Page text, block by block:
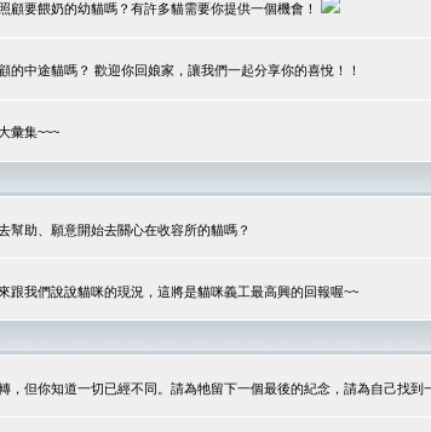
顧要餵奶的幼貓嗎？有許多貓需要你提供一個機會！
的中途貓嗎？ 歡迎你回娘家，讓我們一起分享你的喜悅！！
彙集~~~
幫助、願意開始去關心在收容所的貓嗎？
跟我們說說貓咪的現況，這將是貓咪義工最高興的回報喔~~
，但你知道一切已經不同。請為牠留下一個最後的紀念，請為自己找到